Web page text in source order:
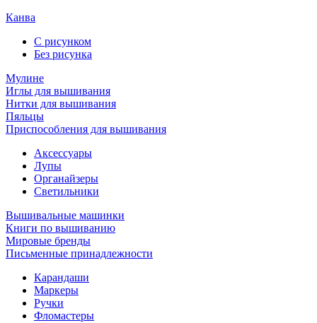
Канва
С рисунком
Без рисунка
Мулине
Иглы для вышивания
Нитки для вышивания
Пяльцы
Приспособления для вышивания
Аксессуары
Лупы
Органайзеры
Светильники
Вышивальные машинки
Книги по вышиванию
Мировые бренды
Письменные принадлежности
Карандаши
Маркеры
Ручки
Фломастеры